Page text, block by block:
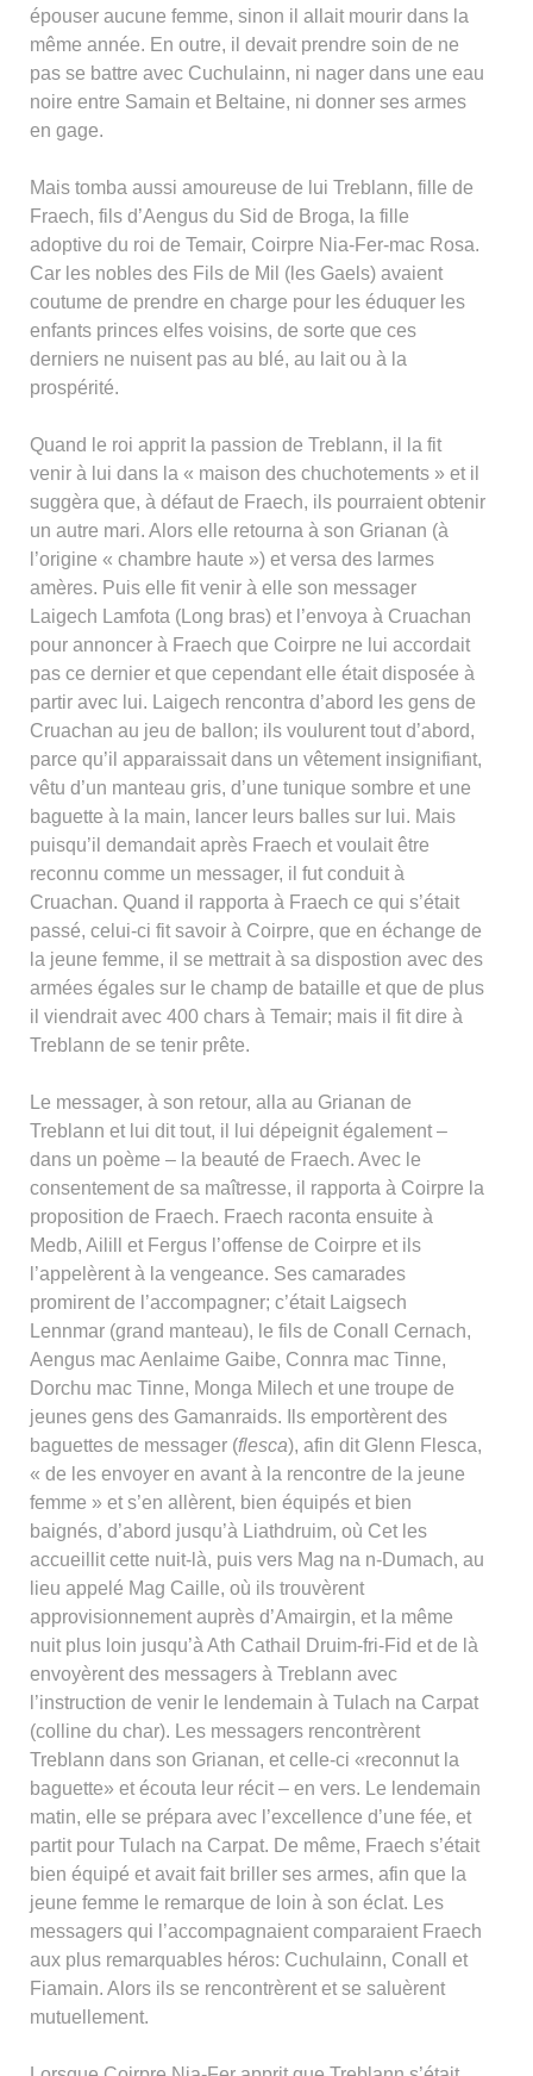
épouser aucune femme, sinon il allait mourir dans la
même année. En outre, il devait prendre soin de ne
pas se battre avec Cuchulainn, ni nager dans une eau
noire entre Samain et Beltaine, ni donner ses armes
en gage.
Mais tomba aussi amoureuse de lui Treblann, fille de
Fraech, fils d’Aengus du Sid de Broga, la fille
adoptive du roi de Temair, Coirpre Nia-Fer-mac Rosa.
Car les nobles des Fils de Mil (les Gaels) avaient
coutume de prendre en charge pour les éduquer les
enfants princes elfes voisins, de sorte que ces
derniers ne nuisent pas au blé, au lait ou à la
prospérité.
Quand le roi apprit la passion de Treblann, il la fit
venir à lui dans la « maison des chuchotements » et il
suggèra que, à défaut de Fraech, ils pourraient obtenir
un autre mari. Alors elle retourna à son Grianan (à
l’origine « chambre haute ») et versa des larmes
amères. Puis elle fit venir à elle son messager
Laigech Lamfota (Long bras) et l’envoya à Cruachan
pour annoncer à Fraech que Coirpre ne lui accordait
pas ce dernier et que cependant elle était disposée à
partir avec lui. Laigech rencontra d’abord les gens de
Cruachan au jeu de ballon; ils voulurent tout d’abord,
parce qu’il apparaissait dans un vêtement insignifiant,
vêtu d’un manteau gris, d’une tunique sombre et une
baguette à la main, lancer leurs balles sur lui. Mais
puisqu’il demandait après Fraech et voulait être
reconnu comme un messager, il fut conduit à
Cruachan. Quand il rapporta à Fraech ce qui s’était
passé, celui-ci fit savoir à Coirpre, que en échange de
la jeune femme, il se mettrait à sa dispostion avec des
armées égales sur le champ de bataille et que de plus
il viendrait avec 400 chars à Temair; mais il fit dire à
Treblann de se tenir prête.
Le messager, à son retour, alla au Grianan de
Treblann et lui dit tout, il lui dépeignit également –
dans un poème – la beauté de Fraech. Avec le
consentement de sa maîtresse, il rapporta à Coirpre la
proposition de Fraech. Fraech raconta ensuite à
Medb, Ailill et Fergus l’offense de Coirpre et ils
l’appelèrent à la vengeance. Ses camarades
promirent de l’accompagner; c’était Laigsech
Lennmar (grand manteau), le fils de Conall Cernach,
Aengus mac Aenlaime Gaibe, Connra mac Tinne,
Dorchu mac Tinne, Monga Milech et une troupe de
jeunes gens des Gamanraids. Ils emportèrent des
baguettes de messager (flesca), afin dit Glenn Flesca,
« de les envoyer en avant à la rencontre de la jeune
femme » et s’en allèrent, bien équipés et bien
baignés, d’abord jusqu’à Liathdruim, où Cet les
accueillit cette nuit-là, puis vers Mag na n-Dumach, au
lieu appelé Mag Caille, où ils trouvèrent
approvisionnement auprès d’Amairgin, et la même
nuit plus loin jusqu’à Ath Cathail Druim-fri-Fid et de là
envoyèrent des messagers à Treblann avec
l’instruction de venir le lendemain à Tulach na Carpat
(colline du char). Les messagers rencontrèrent
Treblann dans son Grianan, et celle-ci «reconnut la
baguette» et écouta leur récit – en vers. Le lendemain
matin, elle se prépara avec l’excellence d’une fée, et
partit pour Tulach na Carpat. De même, Fraech s’était
bien équipé et avait fait briller ses armes, afin que la
jeune femme le remarque de loin à son éclat. Les
messagers qui l’accompagnaient comparaient Fraech
aux plus remarquables héros: Cuchulainn, Conall et
Fiamain. Alors ils se rencontrèrent et se saluèrent
mutuellement.